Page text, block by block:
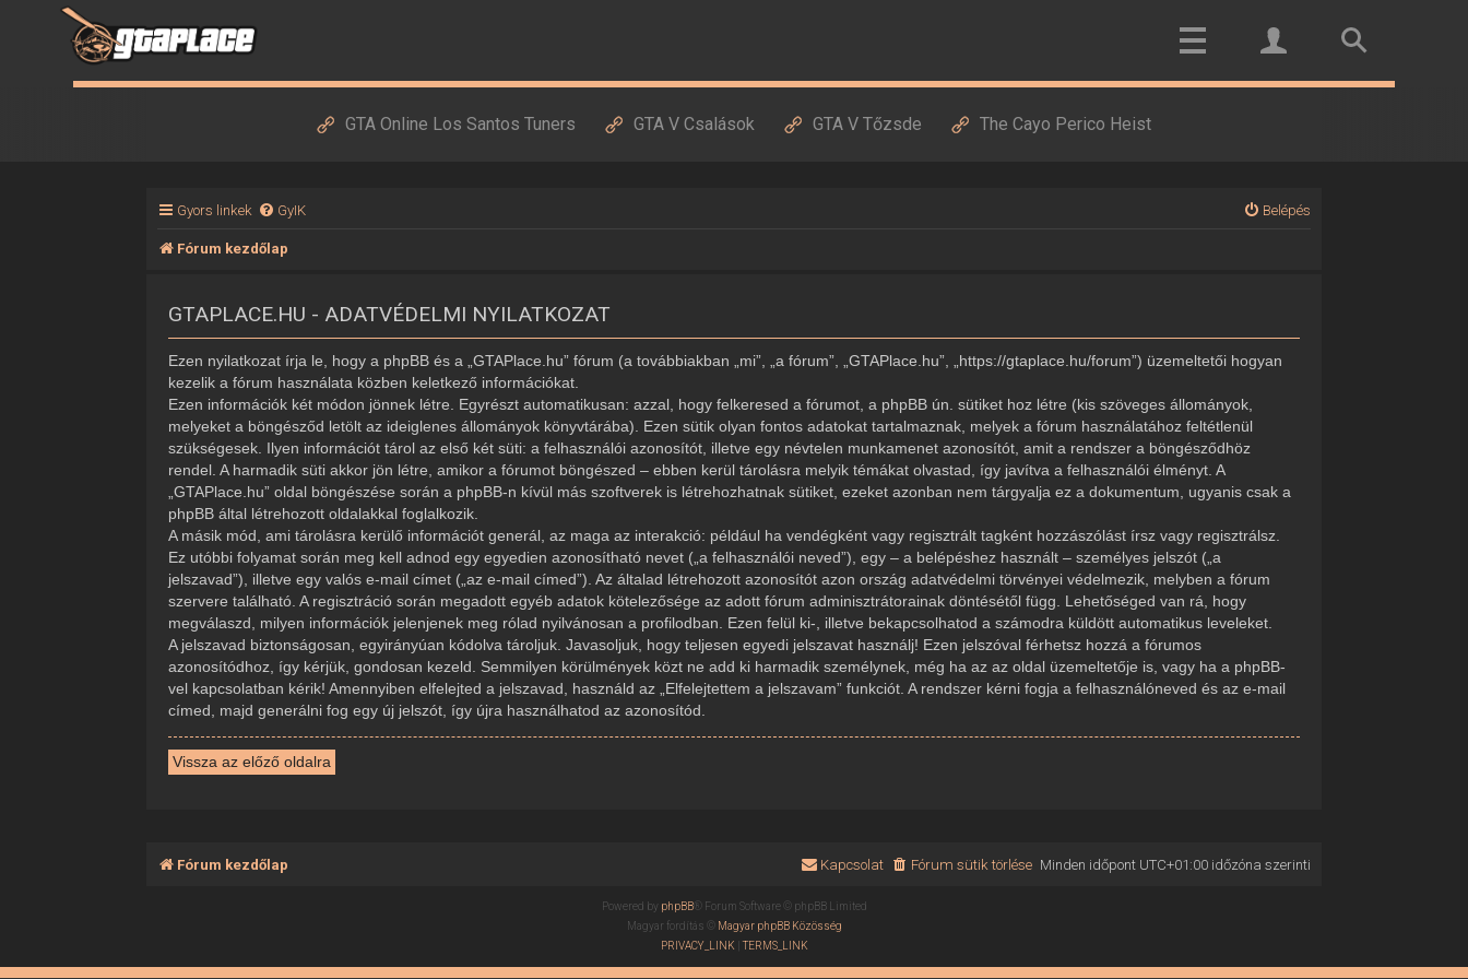
GTA Online Los Santos Tuners GTA V Csalások GTA V Tőzsde The Cayo Perico Heist
Gyors linkek GyIK Belépés
Fórum kezdőlap
GTAPLACE.HU - ADATVÉDELMI NYILATKOZAT
Ezen nyilatkozat írja le, hogy a phpBB és a „GTAPlace.hu” fórum (a továbbiakban „mi”, „a fórum”, „GTAPlace.hu”, „https://gtaplace.hu/forum”) üzemeltetői hogyan
kezelik a fórum használata közben keletkező információkat.
Ezen információk két módon jönnek létre. Egyrészt automatikusan: azzal, hogy felkeresed a fórumot, a phpBB ún. sütiket hoz létre (kis szöveges állományok,
melyeket a böngésződ letölt az ideiglenes állományok könyvtárába). Ezen sütik olyan fontos adatokat tartalmaznak, melyek a fórum használatához feltétlenül
szükségesek. Ilyen információt tárol az első két süti: a felhasználói azonosítót, illetve egy névtelen munkamenet azonosítót, amit a rendszer a böngésződhöz
rendel. A harmadik süti akkor jön létre, amikor a fórumot böngészed – ebben kerül tárolásra melyik témákat olvastad, így javítva a felhasználói élményt. A
„GTAPlace.hu” oldal böngészése során a phpBB-n kívül más szoftverek is létrehozhatnak sütiket, ezeket azonban nem tárgyalja ez a dokumentum, ugyanis csak a
phpBB által létrehozott oldalakkal foglalkozik.
A másik mód, ami tárolásra kerülő információt generál, az maga az interakció: például ha vendégként vagy regisztrált tagként hozzászólást írsz vagy regisztrálsz.
Ez utóbbi folyamat során meg kell adnod egy egyedien azonosítható nevet („a felhasználói neved”), egy – a belépéshez használt – személyes jelszót („a
jelszavad”), illetve egy valós e-mail címet („az e-mail címed”). Az általad létrehozott azonosítót azon ország adatvédelmi törvényei védelmezik, melyben a fórum
szervere található. A regisztráció során megadott egyéb adatok kötelezősége az adott fórum adminisztrátorainak döntésétől függ. Lehetőséged van rá, hogy
megválaszd, milyen információk jelenjenek meg rólad nyilvánosan a profilodban. Ezen felül ki-, illetve bekapcsolhatod a számodra küldött automatikus leveleket.
A jelszavad biztonságosan, egyirányúan kódolva tároljuk. Javasoljuk, hogy teljesen egyedi jelszavat használj! Ezen jelszóval férhetsz hozzá a fórumos
azonosítódhoz, így kérjük, gondosan kezeld. Semmilyen körülmények közt ne add ki harmadik személynek, még ha az az oldal üzemeltetője is, vagy ha a phpBB-
vel kapcsolatban kérik! Amennyiben elfelejted a jelszavad, használd az „Elfelejtettem a jelszavam” funkciót. A rendszer kérni fogja a felhasználóneved és az e-mail
címed, majd generálni fog egy új jelszót, így újra használhatod az azonosítód.
Vissza az előző oldalra
Fórum kezdőlap Minden időpont UTC+01:00időzóna szerinti
Fórum sütik törlése
Kapcsolat
Powered by phpBB® Forum Software © phpBB Limited
Magyar fordítás © Magyar phpBB Közösség
PRIVACY_LINK |TERMS_LINK